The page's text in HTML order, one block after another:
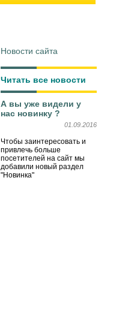
Новости сайта
Читать все новости
А вы уже видели у
нас новинку ?
01.09.2016
Чтобы заинтересовать и
привлечь больше
посетителей на сайт мы
добавили новый раздел
"Новинка"